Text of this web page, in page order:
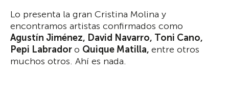
Lo presenta la gran Cristina Molina y
encontramos artistas confirmados como
Agustín Jiménez, David Navarro, Toni Cano,
Pepi Labradoro Quique Matilla, entre otros
muchos otros. Ahí es nada.